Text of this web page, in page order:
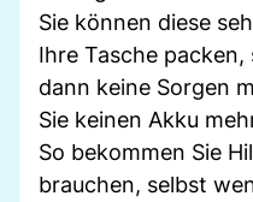
Sie können diese
Ihre Tasche packen,
dann keine Sorgen
Sie keinen Akku
So bekommen Sie
brauchen, selbst